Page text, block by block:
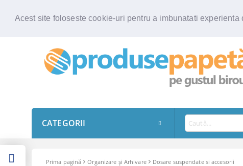
Acest site foloseste cookie-uri pentru a imbunatati
CATEGORII
Prima pagină Organizare şi Arhivare Dosare suspendate si accesorii